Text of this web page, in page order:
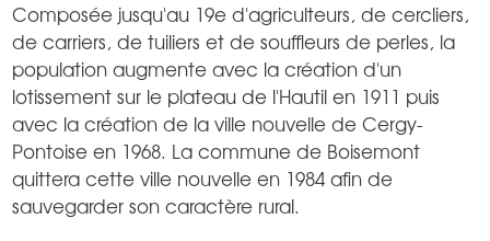
Composée jusqu'au 19e d'agriculteurs, de cercliers,
de carriers, de tuiliers et de souffleurs de perles, la
population augmente avec la création d'un
lotissement sur le plateau de l'Hautil en 1911 puis
avec la création de la ville nouvelle de Cergy-
Pontoise en 1968. La commune de Boisemont
quittera cette ville nouvelle en 1984 afin de
sauvegarder son caractère rural.